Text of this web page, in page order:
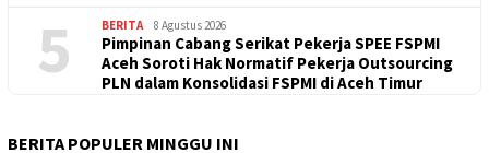
5 BERITA 8 Agustus 2026
Pimpinan Cabang Serikat Pekerja SPEE FSPMI
Aceh Soroti Hak Normatif Pekerja Outsourcing
PLN dalam Konsolidasi FSPMI di Aceh Timur
BERITA POPULER MINGGU INI